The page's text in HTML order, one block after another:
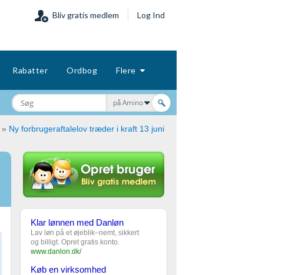
Bliv gratis medlem Log Ind
Rabatter Ordbog Flere
på Amino
» Ny forbrugeraftalelov træder i kraft 13 juni
Klar lønnen med Danløn
Lav løn på et øjeblik–nemt, sikkert
og billigt. Opret gratis konto.
www.danlon.dk/
Køb en virksomhed